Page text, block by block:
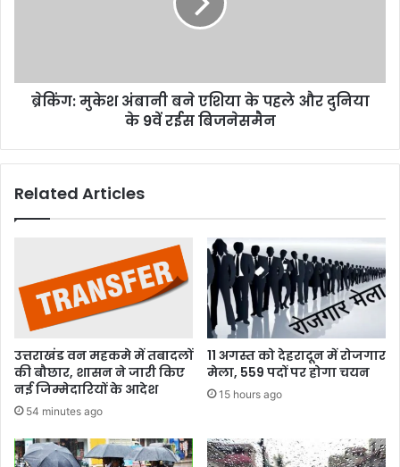
दुनिया
ब्रेकिंग: मुकेश अंबानी बने एशिया के पहले और दुनिया
के 9वें रईस बिजनेसमैन
Related Articles
उत्तराखंड वन महकमे में तबादलों
की बौछार, शासन ने जारी किए
नई जिम्मेदारियों के आदेश
54 minutes ago
11 अगस्त को देहरादून में रोजगार
मेला, 559 पदों पर होगा चयन
15 hours ago